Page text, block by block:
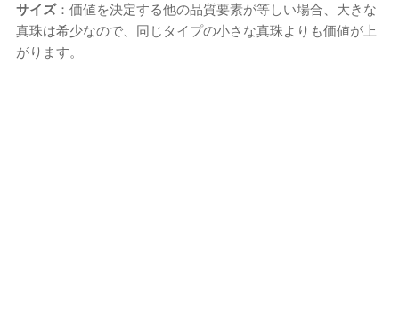
サイズ：価値を決定する他の品質要素が等しい場合、大きな
真珠は希少なので、同じタイプの小さな真珠よりも価値が上
がります。